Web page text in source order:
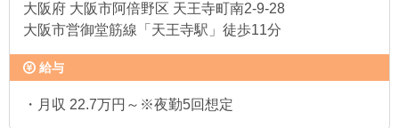
大阪府 大阪市阿倍野区 天王寺町南2-9-28
大阪市営御堂筋線「天王寺駅」徒歩11分
給与
・月収 22.7万円～※夜勤5回想定